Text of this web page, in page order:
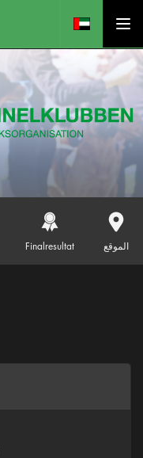
Finalresultat الموقع